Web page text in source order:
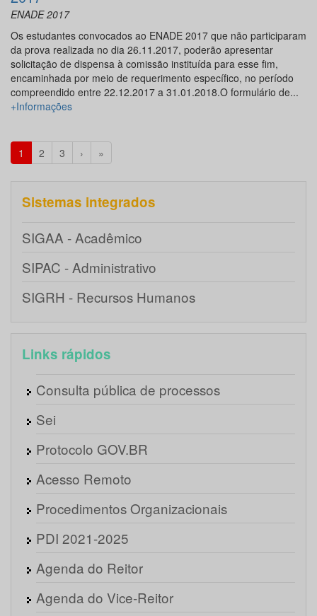
ENADE 2017
Os estudantes convocados ao ENADE 2017 que não participaram
da prova realizada no dia 26.11.2017, poderão apresentar
solicitação de dispensa à comissão instituída para esse fim,
encaminhada por meio de requerimento específico, no período
compreendido entre 22.12.2017 a 31.01.2018.O formulário de...
+Informações
1 2 3 › »
Sistemas integrados
SIGAA - Acadêmico
SIPAC - Administrativo
SIGRH - Recursos Humanos
Links rápidos
Consulta pública de processos
Sei
Protocolo GOV.BR
Acesso Remoto
Procedimentos Organizacionais
PDI 2021-2025
Agenda do Reitor
Agenda do Vice-Reitor